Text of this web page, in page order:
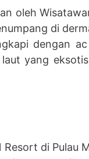
oleh
di
dengan
yang
di Pulau